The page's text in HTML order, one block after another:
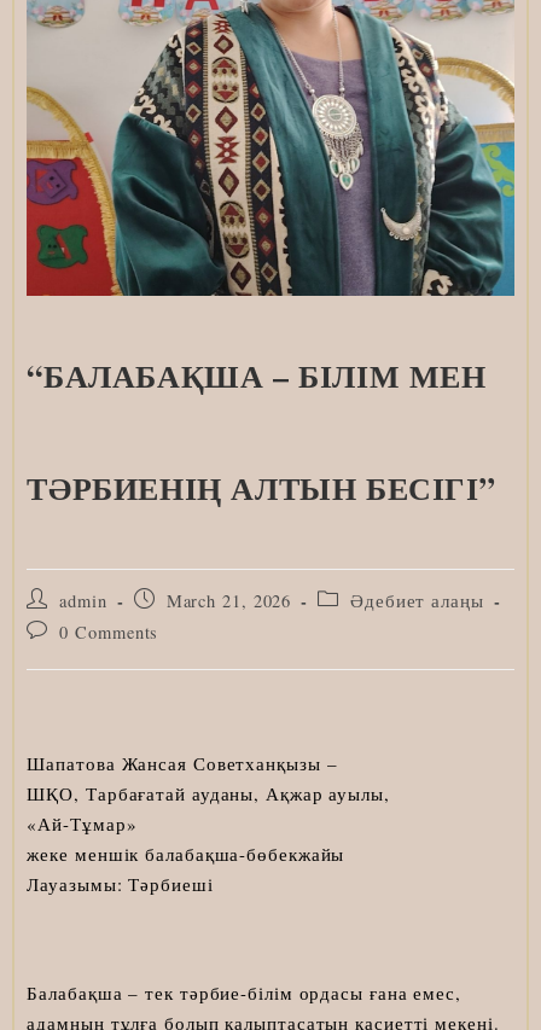
“БАЛАБАҚША – БІЛІМ МЕН
ТӘРБИЕНІҢ АЛТЫН БЕСІГІ”
Post
author:
admin
Post
published:
March 21, 2026
Post Әдебиет алаңы
Post0 Comments
Шапатова Жансая Советханқызы –
ШҚО, Тарбағатай ауданы, Ақжар ауылы,
«Ай-Тұмар»
жеке меншік балабақша-бөбекжайы
Лауазымы: Тәрбиеші
Балабақша – тек тәрбие-білім ордасы ғана емес,
адамның тұлға болып қалыптасатын қасиетті мекені.